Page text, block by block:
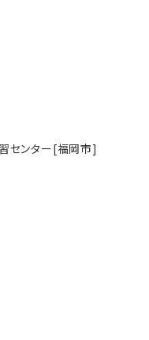
センター[福岡市]